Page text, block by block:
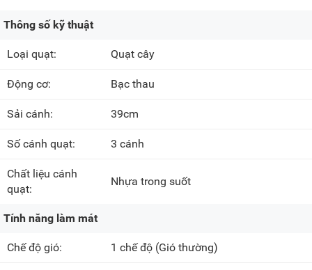
Thông số kỹ thuật
Loại quạt: Quạt cây
Động cơ: Bạc thau
Sải cánh: 39cm
Số cánh quạt: 3 cánh
Chất liệu cánh
quạt:
Nhựa trong suốt
Tính năng làm mát
Chế độ gió: 1 chế độ (Gió thường)